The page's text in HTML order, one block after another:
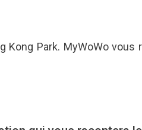
Kong Park. MyWoWo